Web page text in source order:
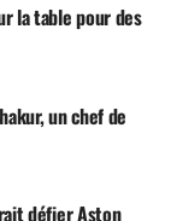
la table pour des
un chef de
défier Aston